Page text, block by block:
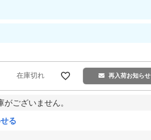
在庫切れ 再入荷お知らせ
ございません。
る